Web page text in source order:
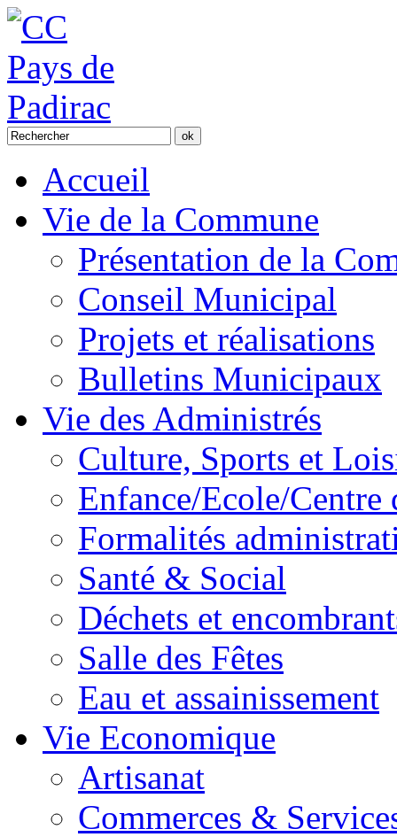
Accueil
Vie de la Commune
Présentation de la
Conseil Municipal
Projets et réalisations
Bulletins Municipaux
Vie des Administrés
Culture, Sports et
Enfance/Ecole/Centre
Formalités
Santé & Social
Déchets et
Salle des Fêtes
Eau et assainissement
Vie Economique
Artisanat
Commerces &